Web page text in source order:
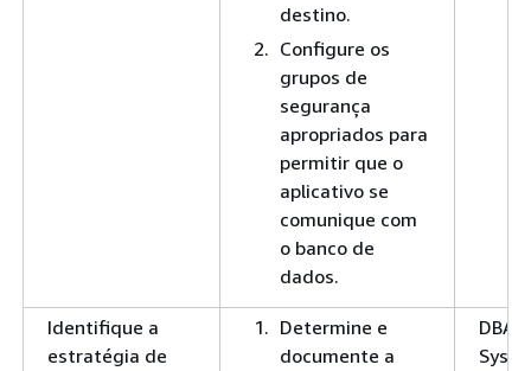
destino.
Configure os
grupos de
segurança
apropriados para
permitir que o
aplicativo se
comunique com
o banco de
dados.
Identifique a
estratégia de
Determine e
documente a
DBA